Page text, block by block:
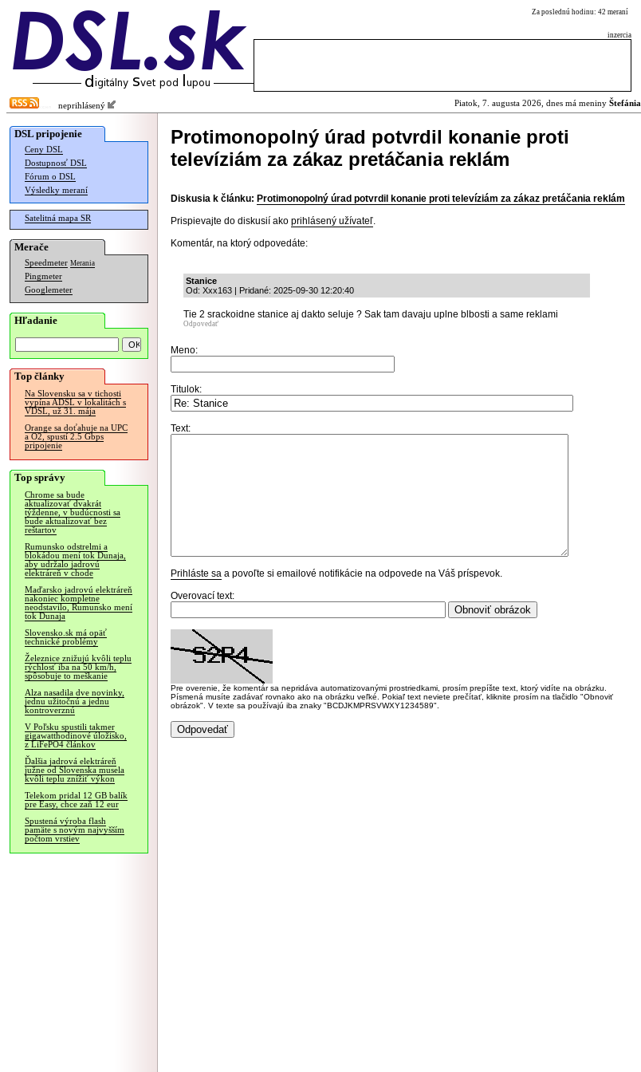
Za poslednú hodinu: 42 meraní
inzercia
neprihlásený Piatok, 7. augusta 2026, dnes má meniny Štefánia
DSL pripojenie
Ceny DSL
Dostupnosť DSL
Fórum o DSL
Výsledky meraní
Satelitná mapa SR
Merače
Speedmeter Merania
Pingmeter
Googlemeter
Hľadanie
Top články
Na Slovensku sa v tichosti
vypína ADSL v lokalitách s
VDSL, už 31. mája
Orange sa doťahuje na UPC
a O2, spustí 2.5 Gbps
pripojenie
Top správy
Chrome sa bude
aktualizovať dvakrát
týždenne, v budúcnosti sa
bude aktualizovať bez
reštartov
Rumunsko odstrelmi a
blokádou mení tok Dunaja,
aby udržalo jadrovú
elektráreň v chode
Maďarsko jadrovú elektráreň
nakoniec kompletne
neodstavilo, Rumunsko mení
tok Dunaja
Slovensko.sk má opäť
technické problémy
Železnice znižujú kvôli teplu
rýchlosť iba na 50 km/h,
spôsobuje to meškanie
Alza nasadila dve novinky,
jednu užitočnú a jednu
kontroverznú
V Poľsku spustili takmer
gigawatthodinové úložisko,
z LiFePO4 článkov
Ďalšia jadrová elektráreň
južne od Slovenska musela
kvôli teplu znížiť výkon
Telekom pridal 12 GB balík
pre Easy, chce zaň 12 eur
Spustená výroba flash
pamäte s novým najvyšším
počtom vrstiev
Protimonopolný úrad potvrdil konanie proti
televíziám za zákaz pretáčania reklám
Diskusia k článku: Protimonopolný úrad potvrdil konanie proti televíziám za zákaz pretáčania reklám
Prispievajte do diskusií ako prihlásený užívateľ.
Komentár, na ktorý odpovedáte:
Stanice
Od: Xxx163 | Pridané: 2025-09-30 12:20:40
Tie 2 srackoidne stanice aj dakto seluje ? Sak tam davaju uplne blbosti a same reklami
Odpovedať
Meno:
Titulok:
Text:
Prihláste sa a povoľte si emailové notifikácie na odpovede na Váš príspevok.
Overovací text:
Pre overenie, že komentár sa nepridáva automatizovanými prostriedkami, prosím prepíšte text, ktorý vidíte na obrázku.
Písmená musíte zadávať rovnako ako na obrázku veľké. Pokiaľ text neviete prečítať, kliknite prosím na tlačidlo "Obnoviť
obrázok". V texte sa používajú iba znaky "BCDJKMPRSVWXY1234589".